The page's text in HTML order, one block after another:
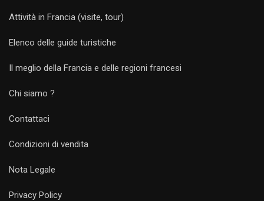
Attività in Francia (visite, tour)
Elenco delle guide turistiche
Il meglio della Francia e delle regioni francesi
Chi siamo ?
Contattaci
Condizioni di vendita
Nota Legale
Privacy Policy